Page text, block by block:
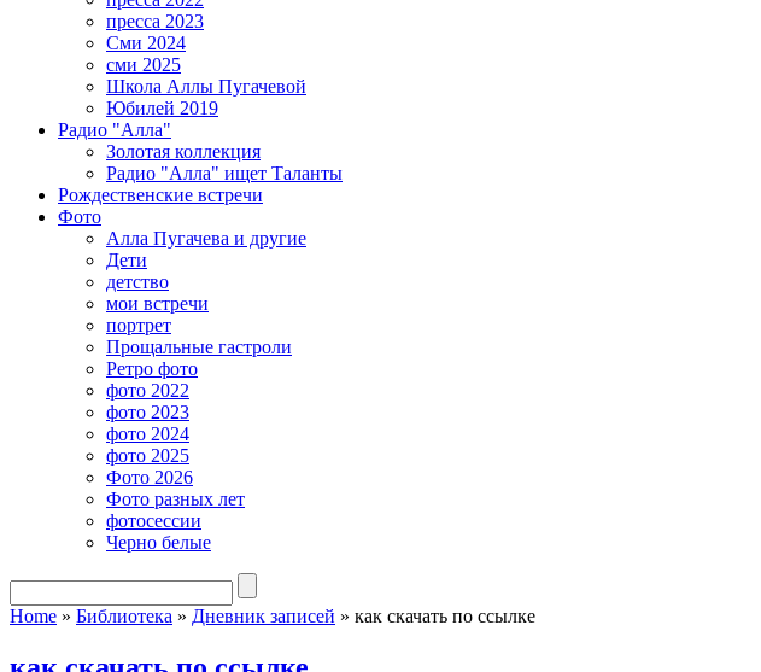
пресса 2023
Сми 2024
сми 2025
Школа Аллы Пугачевой
Юбилей 2019
Радио "Алла"
Золотая коллекция
Радио "Алла" ищет Таланты
Рождественские встречи
Фото
Алла Пугачева и другие
Дети
детство
мои встречи
портрет
Прощальные гастроли
Ретро фото
фото 2022
фото 2023
фото 2024
фото 2025
Фото 2026
Фото разных лет
фотосессии
Черно белые
Home » Библиотека » Дневник записей » как скачать по ссылке